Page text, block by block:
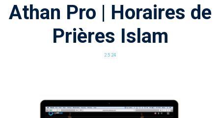
Athan Pro | Horaires de
Prières Islam
2.5.24